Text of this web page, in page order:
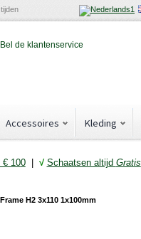
Accessoires Kleding
€ 100| √ Schaatsen altijd Gratis
H2 3x110 1x100mm